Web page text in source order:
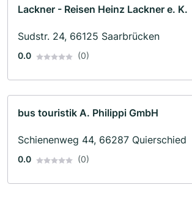
Lackner - Reisen Heinz Lackner e. K.
Sudstr. 24, 66125 Saarbrücken
0.0 (0)
bus touristik A. Philippi GmbH
Schienenweg 44, 66287 Quierschied
0.0 (0)